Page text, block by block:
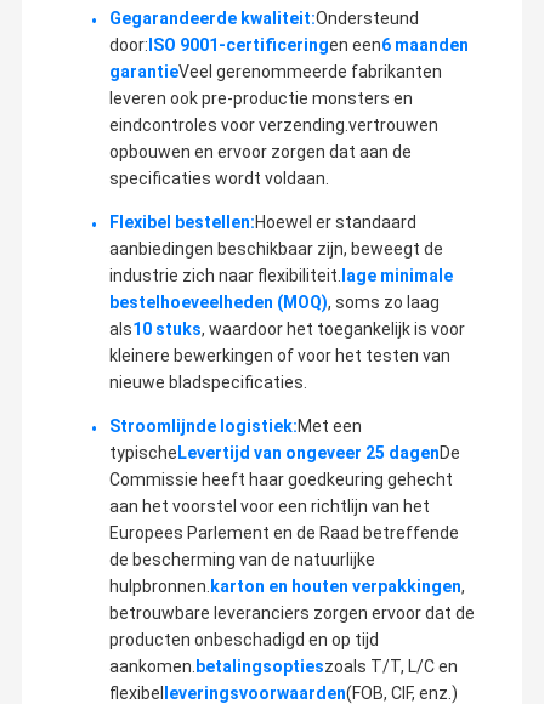
Fabriekstoch
T
Kwaliteitsco
Ntrole
Neem
Contact Met
Nieuws
Gevallen
Voormalige zak voor verpakkingsmachine
Tray-verzegelbladen
Verpakkingsmachine voor het vormen van kraag
Het Blad van de verpakkingsmachine
Verpakkingsmachine Verzegelende kaak
Blades van papiermachines
Ronde snijbladen
Gegarandeerde kwaliteit:Ondersteund
door:ISO 9001-certificeringen een6 maanden
garantieVeel gerenommeerde fabrikanten
leveren ook pre-productie monsters en
eindcontroles voor verzending.vertrouwen
opbouwen en ervoor zorgen dat aan de
specificaties wordt voldaan.
Flexibel bestellen:Hoewel er standaard
aanbiedingen beschikbaar zijn, beweegt de
industrie zich naar flexibiliteit. lage minimale
bestelhoeveelheden (MOQ), soms zo laag
als10 stuks, waardoor het toegankelijk is voor
kleinere bewerkingen of voor het testen van
nieuwe bladspecificaties.
Stroomlijnde logistiek:Met een
typischeLevertijd van ongeveer 25 dagenDe
Commissie heeft haar goedkeuring gehecht
aan het voorstel voor een richtlijn van het
Europees Parlement en de Raad betreffende
de bescherming van de natuurlijke
hulpbronnen. karton en houten verpakkingen,
betrouwbare leveranciers zorgen ervoor dat de
producten onbeschadigd en op tijd
aankomen. betalingsoptieszoals T/T, L/C en
flexibelleveringsvoorwaarden(FOB, CIF, enz.)
molenaars, slijpers, boormachines, draad-elektrode
snijmachines, EDM.
We zijn niet alleen in staat om klanten te voorzien van
hoogwaardige producten, maar ook een verscheidenheid aan
hoogwaardige niet-standaard producten te leveren volgens het
verzoek van de klant.redelijke prijs en perfecte service na
verkoopOnze producten bezetten nu niet alleen een grote
markt thuis, maar worden ook met succes geëxporteerd naar
Europa, Amerika en Zuidoost-Azië,etc.
over de hele wereld.